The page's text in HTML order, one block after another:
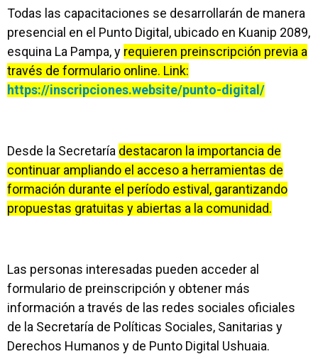
Todas las capacitaciones se desarrollarán de manera
presencial en el Punto Digital, ubicado en Kuanip 2089,
esquina La Pampa, y requieren preinscripción previa a
través de formulario online. Link:
https://inscripciones.website/punto-digital/
Desde la Secretaría destacaron la importancia de
continuar ampliando el acceso a herramientas de
formación durante el período estival, garantizando
propuestas gratuitas y abiertas a la comunidad.
Las personas interesadas pueden acceder al
formulario de preinscripción y obtener más
información a través de las redes sociales oficiales
de la Secretaría de Políticas Sociales, Sanitarias y
Derechos Humanos y de Punto Digital Ushuaia.